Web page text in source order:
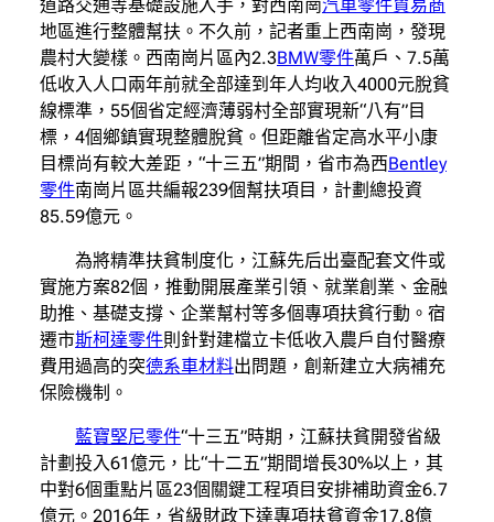
道路交通等基礎設施入手，對西南崗汽車零件貿易商
地區進行整體幫扶。不久前，記者重上西南崗，發現
農村大變樣。西南崗片區內2.3BMW零件萬戶、7.5萬
低收入人口兩年前就全部達到年人均收入4000元脫貧
線標準，55個省定經濟薄弱村全部實現新“八有”目
標，4個鄉鎮實現整體脫貧。但距離省定高水平小康
目標尚有較大差距，“十三五”期間，省市為西Bentley
零件南崗片區共編報239個幫扶項目，計劃總投資
85.59億元。
為將精準扶貧制度化，江蘇先后出臺配套文件或
實施方案82個，推動開展產業引領、就業創業、金融
助推、基礎支撐、企業幫村等多個專項扶貧行動。宿
遷市斯柯達零件則針對建檔立卡低收入農戶自付醫療
費用過高的突德系車材料出問題，創新建立大病補充
保險機制。
藍寶堅尼零件“十三五”時期，江蘇扶貧開發省級
計劃投入61億元，比“十二五”期間增長30%以上，其
中對6個重點片區23個關鍵工程項目安排補助資金6.7
億元。2016年，省級財政下達專項扶貧資金17.8億